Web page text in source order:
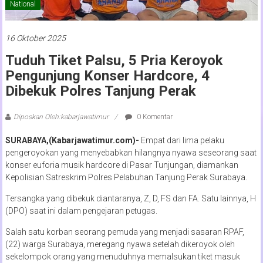
National
16 Oktober 2025
Tuduh Tiket Palsu, 5 Pria Keroyok
Pengunjung Konser Hardcore, 4
Dibekuk Polres Tanjung Perak
Diposkan Oleh:kabarjawatimur 0 Komentar
SURABAYA,(Kabarjawatimur.com)- Empat dari lima pelaku
pengeroyokan yang menyebabkan hilangnya nyawa seseorang saat
konser euforia musik hardcore di Pasar Tunjungan, diamankan
Kepolisian Satreskrim Polres Pelabuhan Tanjung Perak Surabaya.
Tersangka yang dibekuk diantaranya, Z, D, FS dan FA. Satu lainnya, H
(DPO) saat ini dalam pengejaran petugas.
Salah satu korban seorang pemuda yang menjadi sasaran RPAF,
(22) warga Surabaya, meregang nyawa setelah dikeroyok oleh
sekelompok orang yang menuduhnya memalsukan tiket masuk